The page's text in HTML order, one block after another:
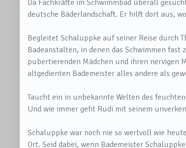
Da Fachkräfte im Schwimmbad überall
deutsche Bäderlandschaft. Er hilft dort aus,
Begleitet Schaluppke auf seiner Reise durch
Badeanstalten, in denen das Schwimmen
pubertierenden Mädchen und ihren nervigen
altgedienten Bademeister alles andere als
Taucht ein in unbekannte Welten des
Und wie immer geht Rudi mit seinem
Schaluppke war noch nie so wertvoll wie
Ort. Seid dabei, wenn Bademeister